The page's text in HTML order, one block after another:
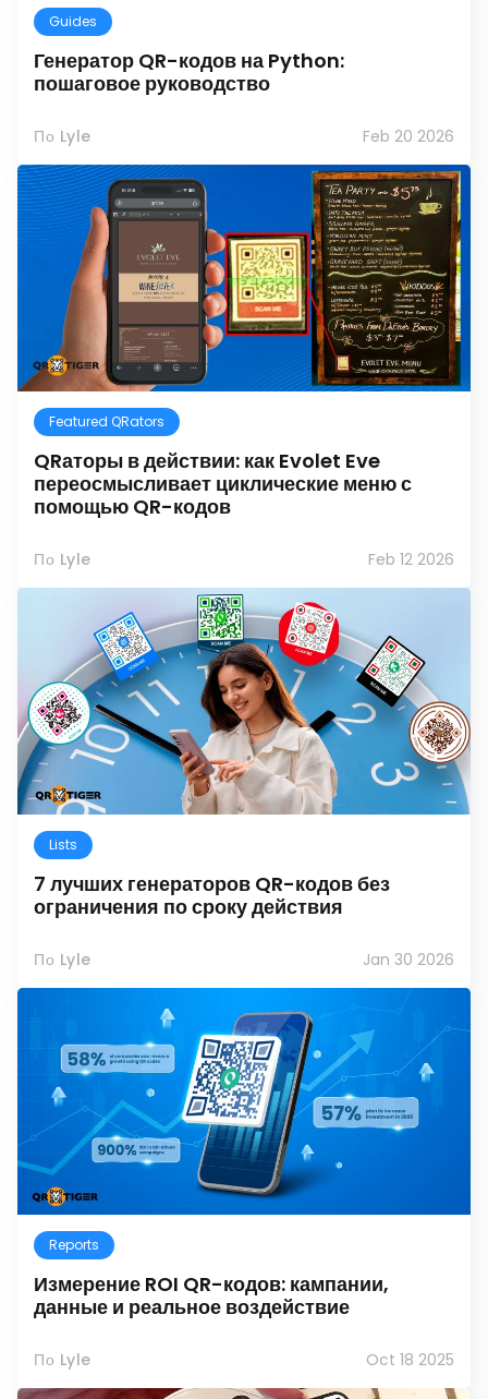
Guides
Генератор QR-кодов на Python:
пошаговое руководство
По Lyle Feb 20 2026
Featured QRators
QRаторы в действии: как Evolet Eve
переосмысливает циклические меню с
помощью QR-кодов
По Lyle Feb 12 2026
Lists
7 лучших генераторов QR-кодов без
ограничения по сроку действия
По Lyle Jan 30 2026
Reports
Измерение ROI QR-кодов: кампании,
данные и реальное воздействие
По Lyle Oct 18 2025